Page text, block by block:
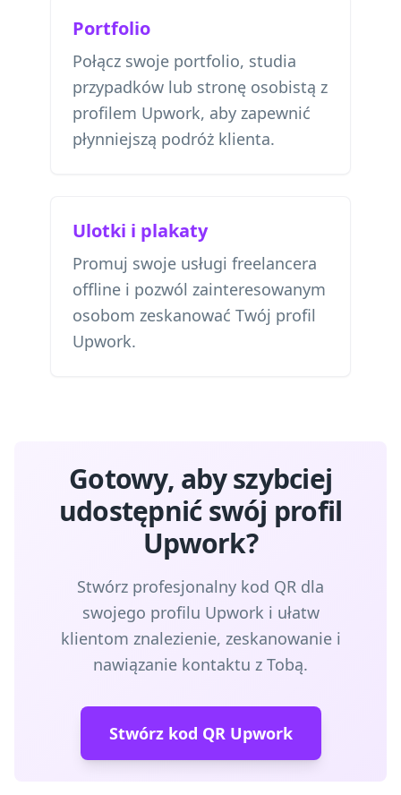
Portfolio
Połącz swoje portfolio, studia
przypadków lub stronę osobistą z
profilem Upwork, aby zapewnić
płynniejszą podróż klienta.
Ulotki i plakaty
Promuj swoje usługi freelancera
offline i pozwól zainteresowanym
osobom zeskanować Twój profil
Upwork.
Gotowy, aby szybciej
udostępnić swój profil
Upwork?
Stwórz profesjonalny kod QR dla
swojego profilu Upwork i ułatw
klientom znalezienie, zeskanowanie i
nawiązanie kontaktu z Tobą.
Stwórz kod QR Upwork